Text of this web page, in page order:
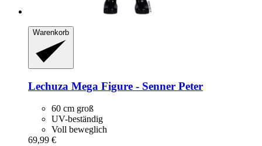
Warenkorb
Lechuza Mega Figure -​ Senner Peter
60 cm groß
UV-beständig
Voll beweglich
69,99 €